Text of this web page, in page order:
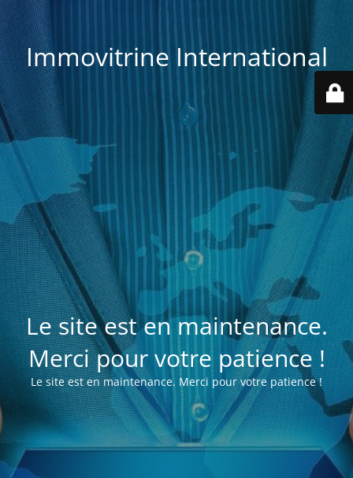
Immovitrine International
Le site est en maintenance.
Merci pour votre patience !
Le site est en maintenance. Merci pour votre patience !